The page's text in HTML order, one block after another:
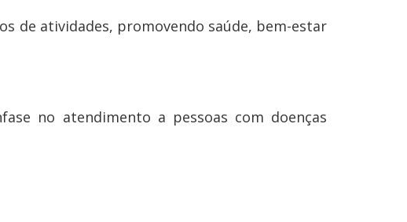
de atividades, promovendo saúde, bem-estar
no atendimento a pessoas com doenças